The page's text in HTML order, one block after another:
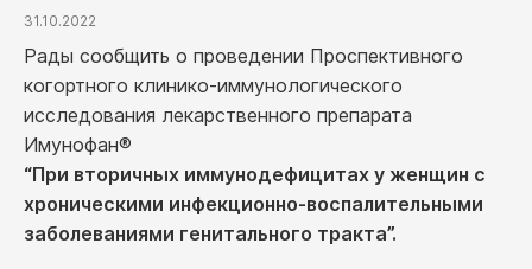
31.10.2022
Рады сообщить о проведении Проспективного
когортного клинико-иммунологического
исследования лекарственного препарата
Имунофан®
“При вторичных иммунодефицитах у женщин с
хроническими инфекционно-воспалительными
заболеваниями генитального тракта”.